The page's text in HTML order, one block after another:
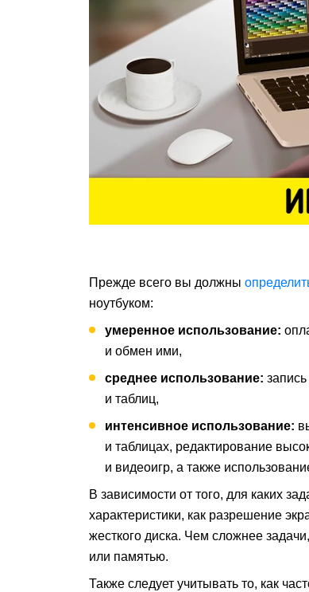
Прежде всего вы должны
ноутбуком:
умеренное использование:
и обмен ими,
среднее использование:
и таблиц,
интенсивное использование:
и таблицах, редактирование
и видеоигр, а также
В зависимости от того, для каких
характеристики, как разрешение
жесткого диска. Чем сложнее
или памятью.
Также следует учитывать то, как